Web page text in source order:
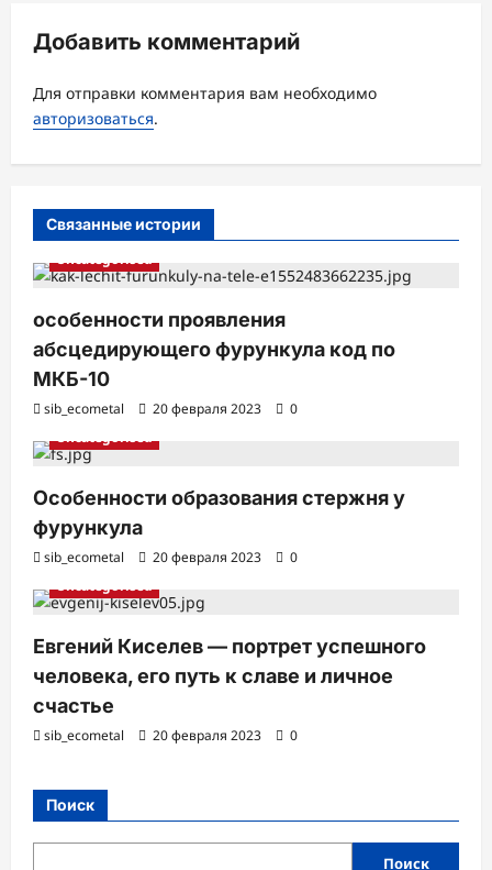
я
з
а
и
Добавить комментарий
Для отправки комментария вам необходимо
авторизоваться.
Связанные истории
Uncategorised
особенности проявления
абсцедирующего фурункула код по
МКБ-10
sib_ecometal 20 февраля 2023
0
Uncategorised
Особенности образования стержня у
фурункула
sib_ecometal 20 февраля 2023
0
Uncategorised
Евгений Киселев — портрет успешного
человека, его путь к славе и личное
счастье
sib_ecometal 20 февраля 2023 0
Поиск
Поиск